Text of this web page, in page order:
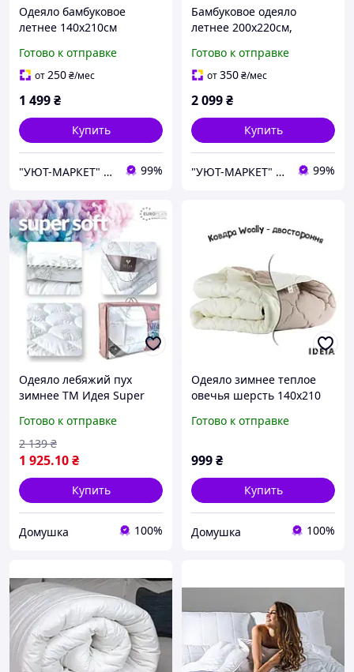
Одеяло бамбуковое
летнее 140х210см
Готово к отправке
от250₴/мес
1 499₴
Купить
"УЮТ-МАРКЕТ" интернет-магазин 99%
Бамбуковое одеяло
летнее 200х220см,
Готово к отправке
от350₴/мес
2 099₴
Купить
"УЮТ-МАРКЕТ" интернет-магазин 99%
Одеяло лебяжий пух
зимнее ТМ Идея Super
175х210
Готово к отправке
1 925.10₴
2 139 ₴
Купить
Домушка 100%
Одеяло зимнее теплое
овечья шерсть 140х210
Готово к отправке
999₴
Купить
Домушка 100%